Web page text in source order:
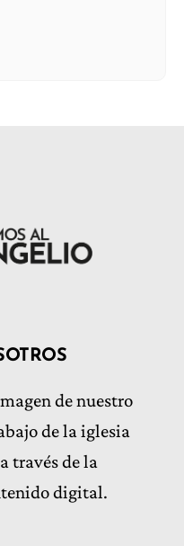
de nuestro
de la iglesia
través de la
digital.